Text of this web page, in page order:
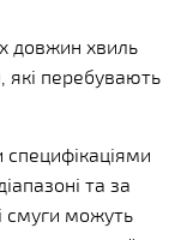
довжин хвиль
які перебувають
та за
смуги можуть